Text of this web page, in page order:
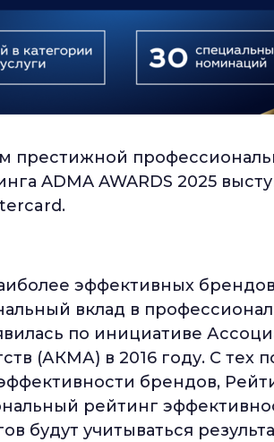
престижной
ADMA AWARDS 2025
эффективных
вклад в
по инициативе
(АКМА) в 2016 году. С тех
брендов,
рейтинг
будут учитываться